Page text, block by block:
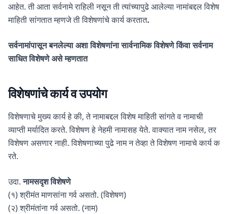
आहेत. ती आता सर्वनामे राहिली नसून ती त्यांच्यापुढे आलेल्या नामांबद्दल विशेष
माहिती सांगतात म्हणजे ती विशेषणांचे कार्य करतात.
सर्वनामांपासून बनलेल्या अशा विशेषणांना सार्वनामिक विशेषणे किंवा सर्वनाम
साधित विशेषणे असे म्हणतात
विशेषणांचे कार्य व उपयोग
विशेषणाचे मुख्य कार्य हे की, ते नामाबद्दल विशेष माहिती सांगते व नामाची
व्याप्ती मर्यादित करते. विशेषण हे नेहमी नामासह येते. वाक्यात नाम नसेल, तर
विशेषण असणार नाही. विशेषणाच्या पुढे नाम न तेव्हा ते विशेषण नामाचे कार्य क
रते.
उदा.नामसदृश विशेषणे
(१) श्रीमंत माणसांना गर्व असतो. (विशेषण)
(२) श्रीमंतांना गर्व असतो. (नाम)